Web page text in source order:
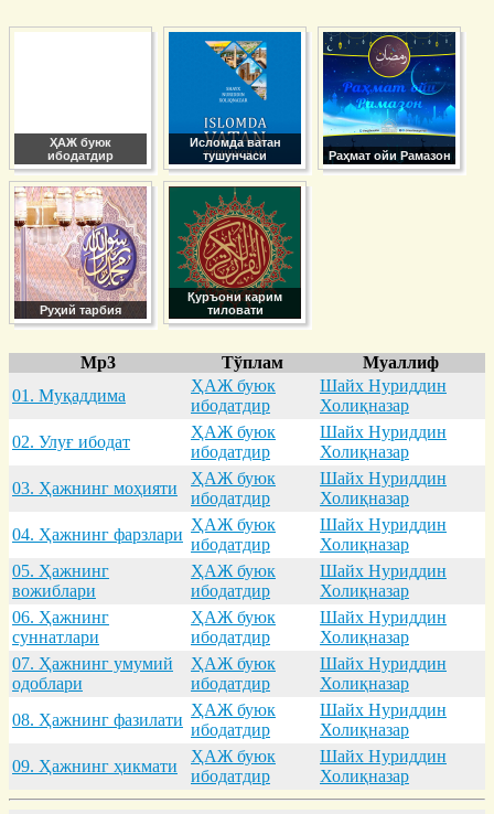
ҲАЖ буюк
ибодатдир
Исломда ватан
тушунчаси
Раҳмат ойи Рамазон
Руҳий тарбия
Қуръони карим
тиловати
Mp3 Тўплам
Муаллиф
01. Муқaддимa
ҲАЖ буюк
ибодатдир
Шайх Нуриддин
Холиқназар
02. Улуғ ибодaт
ҲАЖ буюк
ибодатдир
Шайх Нуриддин
Холиқназар
03. Ҳaжнинг моҳияти
ҲАЖ буюк
ибодатдир
Шайх Нуриддин
Холиқназар
04. Ҳaжнинг фaрзлaри
ҲАЖ буюк
ибодатдир
Шайх Нуриддин
Холиқназар
05. Ҳaжнинг
вожиблaри
ҲАЖ буюк
ибодатдир
Шайх Нуриддин
Холиқназар
06. Ҳaжнинг
суннaтлaри
ҲАЖ буюк
ибодатдир
Шайх Нуриддин
Холиқназар
07. Ҳaжнинг умумий
одоблaри
ҲАЖ буюк
ибодатдир
Шайх Нуриддин
Холиқназар
08. Ҳaжнинг фaзилaти
ҲАЖ буюк
ибодатдир
Шайх Нуриддин
Холиқназар
09. Ҳaжнинг ҳикмaти
ҲАЖ буюк
ибодатдир
Шайх Нуриддин
Холиқназар